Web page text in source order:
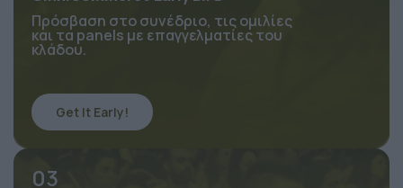
OmniCommerce Early Bird
Πρόσβαση στο συνέδριο, τις ομιλίες
και τα panels με επαγγελματίες του
Get It Early!